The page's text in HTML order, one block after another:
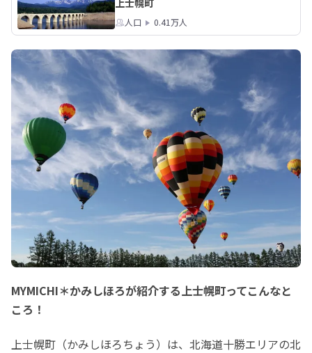
上士幌町
人口 0.41万人
MYMICHI＊かみしほろが紹介する上士幌町ってこんなと
ころ！
上士幌町（かみしほろちょう）は、北海道十勝エリアの北